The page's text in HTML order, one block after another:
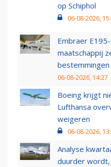
op Schiphol
06-08-2026,
Embraer
maatschappij
bestemmingen
06-08-2026, 14:27
Boeing krijgt
Lufthansa
weigeren
06-08-2026,
Analyse
duurder